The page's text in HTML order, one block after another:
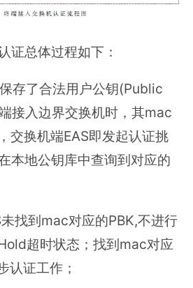
证总体过程如下：
存了合法用户公钥(Public
接入边界交换机时，其mac
交换机端EAS即发起认证挑
本地公钥库中查询到对应的
找到mac对应的PBK,不进行
超时状态；找到mac对应
认证工作；